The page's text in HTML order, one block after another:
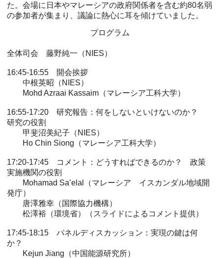
た。会場に日本やマレーシアの政府関係者を含む約80名弱
の参加者が集まり、議論に熱心に耳を傾けていました。
プログラム
全体司会 藤野純一（NIES）
16:45-16:55 開会挨拶
中根英昭（NIES）
Mohd Azraai Kassaim（マレーシア工科大学）
16:55-17:20 研究報告：何をしないといけないのか？
研究の役割
甲斐沼美紀子（NIES）
Ho Chin Siong（マレーシア工科大学）
17:20-17:45 コメント：どうすればできるのか？ 政策
実施機関の役割
Mohamad Sa’elal（マレーシア イスカンダル地域開
発庁）
唐澤雅幸（国際協力機構）
松澤裕（環境省）（スライドによるコメント提供）
17:45-18:15 パネルディスカッション：実現の鍵は何
か？
Kejun Jiang（中国能源研究所）